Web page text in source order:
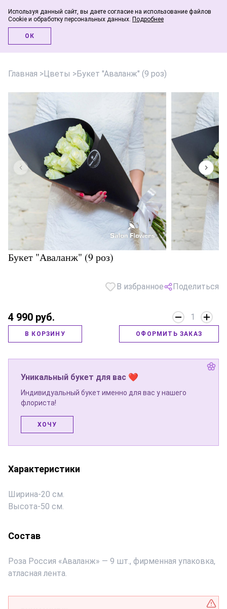
Главная >Цветы >Букет "Аваланж" (9 роз)
Букет "Аваланж" (9 роз)
В избранное Поделиться
4 990 руб. 1
В КОРЗИНУ ОФОРМИТЬ ЗАКАЗ
Уникальный букет для вас ❤
Индивидуальный букет именно для вас у нашего
флориста!
ХОЧУ
Характеристики
Ширина-20 см.
Высота-50 см.
Состав
Роза Россия «Аваланж» — 9 шт., фирменная упаковка,
атласная лента.
Используя данный сайт, вы даете согласие на использование файлов
Cookie и обработку персональных данных. Подробнее
ОК